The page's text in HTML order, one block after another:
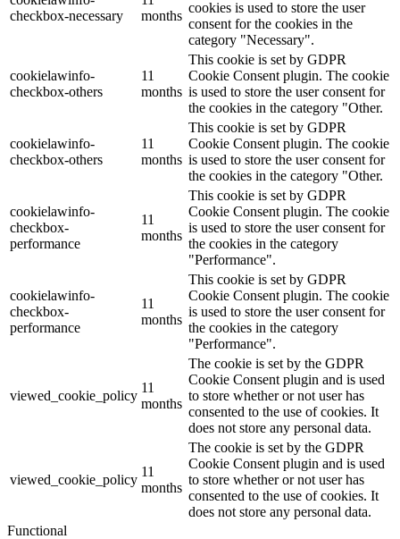
checkbox-necessary
months
cookies is used to store the user
consent for the cookies in the
category "Necessary".
cookielawinfo-
checkbox-others
11
months
This cookie is set by GDPR
Cookie Consent plugin. The cookie
is used to store the user consent for
the cookies in the category "Other.
cookielawinfo-
checkbox-others
11
months
This cookie is set by GDPR
Cookie Consent plugin. The cookie
is used to store the user consent for
the cookies in the category "Other.
cookielawinfo-
checkbox-
performance
11
months
This cookie is set by GDPR
Cookie Consent plugin. The cookie
is used to store the user consent for
the cookies in the category
"Performance".
cookielawinfo-
checkbox-
performance
11
months
This cookie is set by GDPR
Cookie Consent plugin. The cookie
is used to store the user consent for
the cookies in the category
"Performance".
viewed_cookie_policy
11
months
The cookie is set by the GDPR
Cookie Consent plugin and is used
to store whether or not user has
consented to the use of cookies. It
does not store any personal data.
viewed_cookie_policy
11
months
The cookie is set by the GDPR
Cookie Consent plugin and is used
to store whether or not user has
consented to the use of cookies. It
does not store any personal data.
Functional